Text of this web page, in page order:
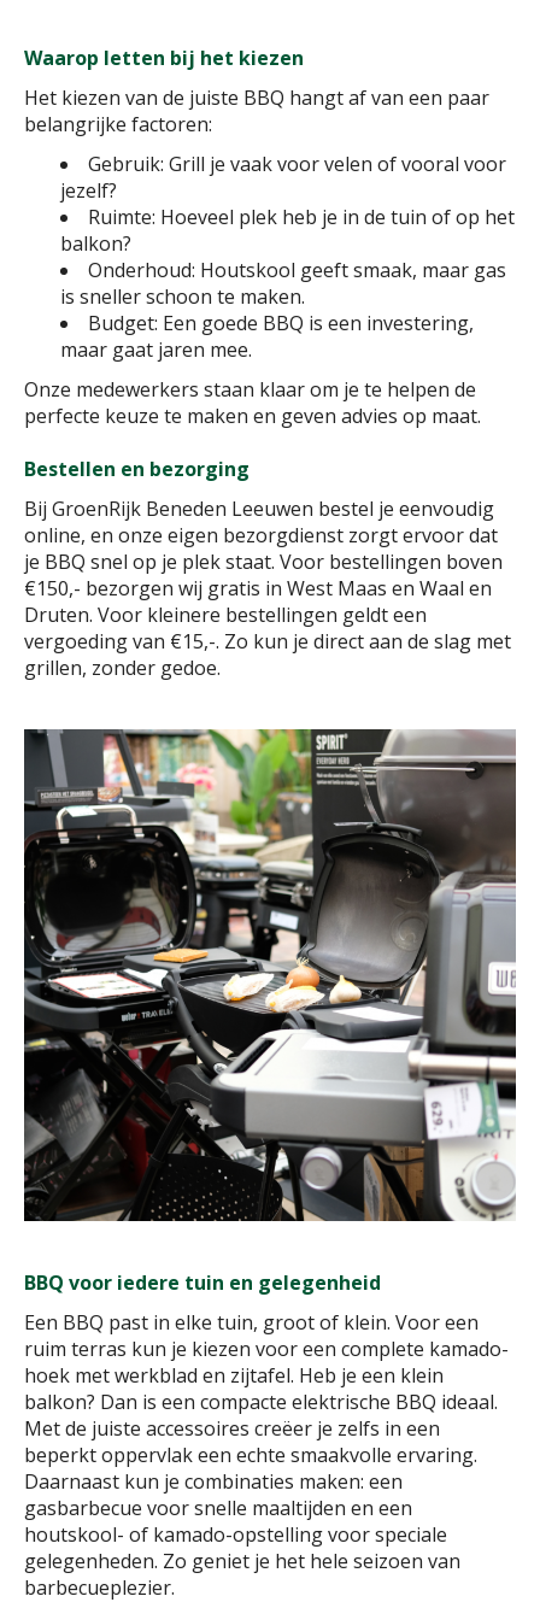
Waarop letten bij het kiezen
Het kiezen van de juiste BBQ hangt af van een paar
belangrijke factoren:
Gebruik: Grill je vaak voor velen of vooral voor
jezelf?
Ruimte: Hoeveel plek heb je in de tuin of op het
balkon?
Onderhoud: Houtskool geeft smaak, maar gas
is sneller schoon te maken.
Budget: Een goede BBQ is een investering,
maar gaat jaren mee.
Onze medewerkers staan klaar om je te helpen de
perfecte keuze te maken en geven advies op maat.
Bestellen en bezorging
Bij GroenRijk Beneden Leeuwen bestel je eenvoudig
online, en onze eigen bezorgdienst zorgt ervoor dat
je BBQ snel op je plek staat. Voor bestellingen boven
€150,- bezorgen wij gratis in West Maas en Waal en
Druten. Voor kleinere bestellingen geldt een
vergoeding van €15,-. Zo kun je direct aan de slag met
grillen, zonder gedoe.
BBQ voor iedere tuin en gelegenheid
Een BBQ past in elke tuin, groot of klein. Voor een
ruim terras kun je kiezen voor een complete kamado-
hoek met werkblad en zijtafel. Heb je een klein
balkon? Dan is een compacte elektrische BBQ ideaal.
Met de juiste accessoires creëer je zelfs in een
beperkt oppervlak een echte smaakvolle ervaring.
Daarnaast kun je combinaties maken: een
gasbarbecue voor snelle maaltijden en een
houtskool- of kamado-opstelling voor speciale
gelegenheden. Zo geniet je het hele seizoen van
barbecueplezier.